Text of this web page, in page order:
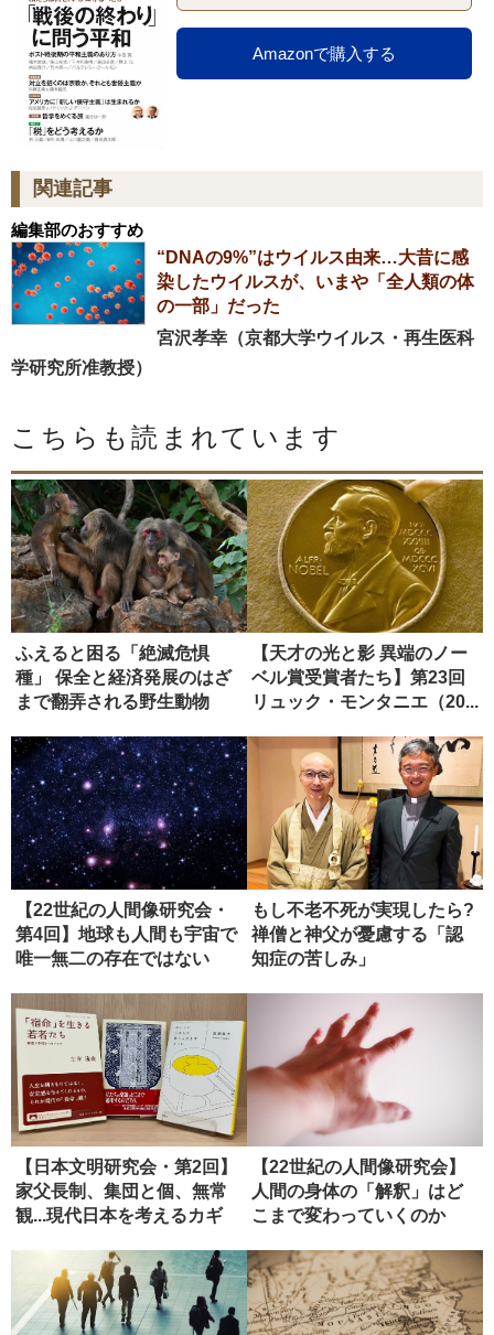
Amazonで購入する
関連記事
編集部のおすすめ
“DNAの9%”はウイルス由来…大昔に感
染したウイルスが、いまや「全人類の体
の一部」だった
宮沢孝幸（京都大学ウイルス・再生医科
学研究所准教授）
こちらも読まれています
ふえると困る「絶滅危惧
種」 保全と経済発展のはざ
まで翻弄される野生動物
【天才の光と影 異端のノー
ベル賞受賞者たち】第23回
リュック・モンタニエ（20...
【22世紀の人間像研究会・
第4回】地球も人間も宇宙で
唯一無二の存在ではない
もし不老不死が実現したら?
禅僧と神父が憂慮する「認
知症の苦しみ」
【日本文明研究会・第2回】
家父長制、集団と個、無常
観...現代日本を考えるカギ
【22世紀の人間像研究会】
人間の身体の「解釈」はど
こまで変わっていくのか